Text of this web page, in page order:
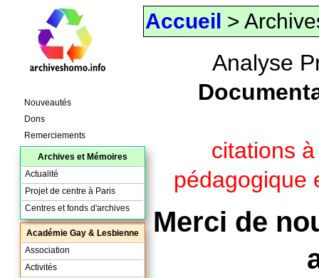
Accueil >
Analyse
citations
pédagogique
Merci de
Nouveautés
Dons
Remerciements
Archives et Mémoires
Actualité
Projet de centre à Paris
Centres et fonds d'archives
Académie Gay & Lesbienne
Association
Activités